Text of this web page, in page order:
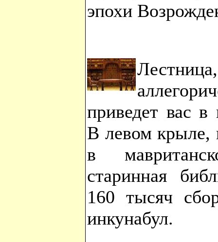
эпохи
приведет вас
В левом крыле,
в
старинная
160 тысяч
инкунабул.